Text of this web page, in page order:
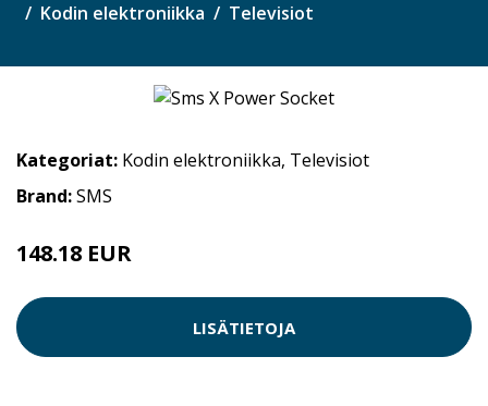
Kodin elektroniikka Televisiot
Kategoriat: Kodin elektroniikka, Televisiot
Brand:SMS
148.18 EUR
LISÄTIETOJA